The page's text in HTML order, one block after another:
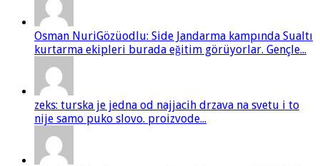
Osman NuriGözüodlu: Side Jandarma kampında Sualtı
kurtarma ekipleri burada eğitim görüyorlar. Gençle...
zeks: turska je jedna od najjacih drzava na svetu i to
nije samo puko slovo. proizvode...